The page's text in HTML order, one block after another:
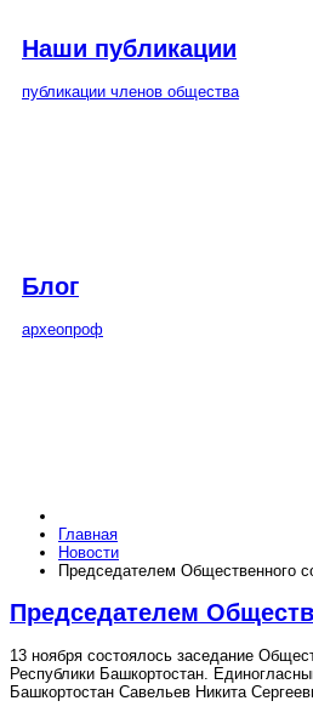
Наши публикации
публикации членов общества
Блог
археопроф
Главная
Новости
Председателем Общественного
Председателем
13 ноября состоялось заседание
Республики Башкортостан.
Башкортостан Савельев Никита